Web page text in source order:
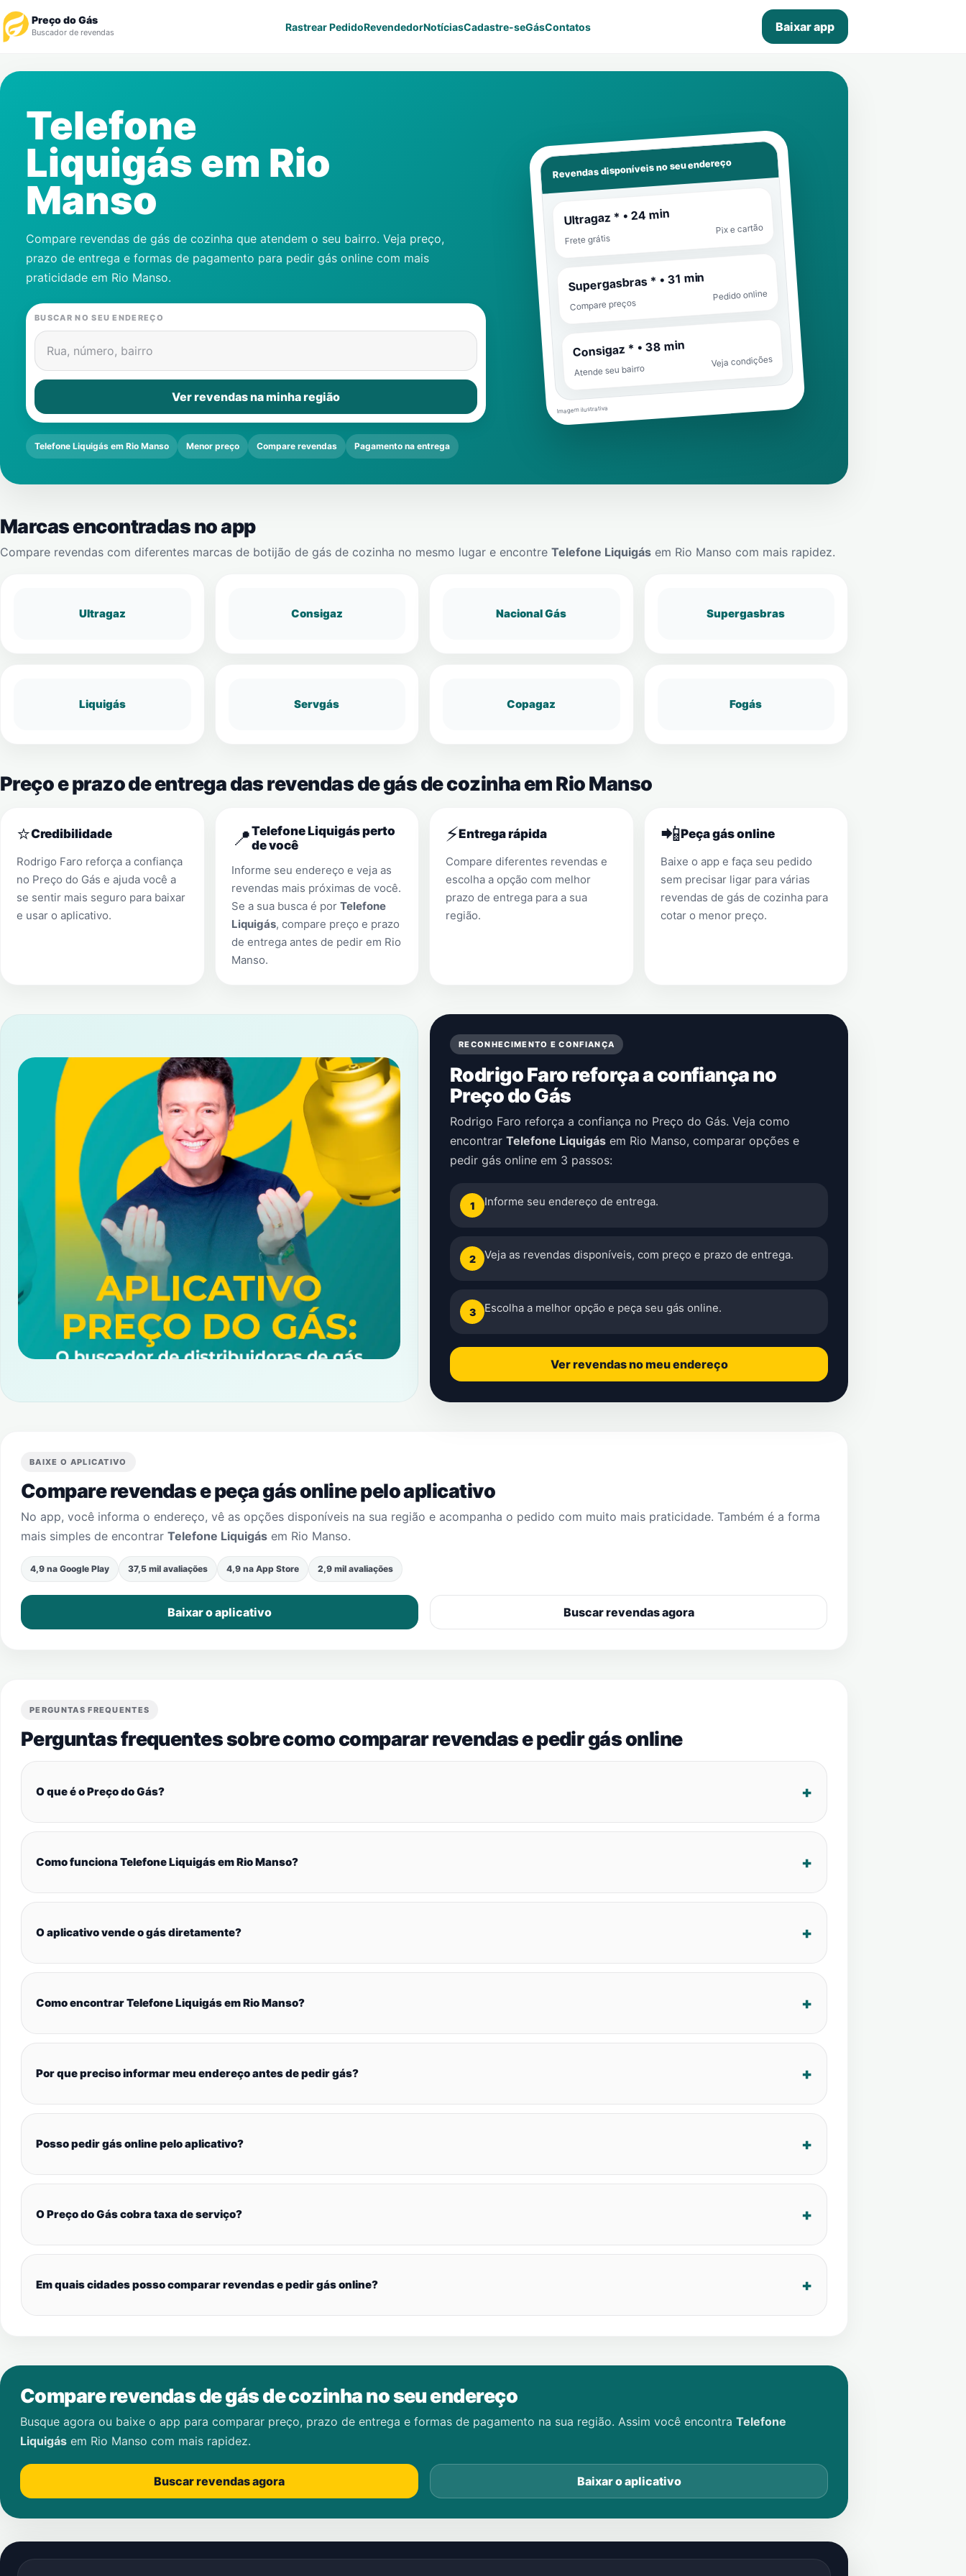
Preço do Gás
Buscador de revendas Rastrear PedidoRevendedorNotíciasCadastre-seGásContatos Baixar app
Revendedor
Notícias
Cadastre-se
Contatos
Telefone
Liquigás em Rio
Manso
Compare revendas de gás de cozinha que atendem o seu bairro. Veja preço,
prazo de entrega e formas de pagamento para pedir gás online com mais
praticidade em Rio Manso.
BUSCAR NO SEU ENDEREÇO
Rua, número, bairro
Ver revendas na minha região
Telefone Liquigás em Rio Manso Menor preço Compare revendas Pagamento na entrega
Revendas disponíveis no seu endereço
Ultragaz * • 24 min
Frete grátis
Pix e cartão
Supergasbras * • 31 min
Compare preços
Pedido online
Consigaz * • 38 min
Atende seu bairro
Veja condições
Imagem ilustrativa
Marcas encontradas no app
Compare revendas com diferentes marcas de botijão de gás de cozinha no mesmo lugar e encontre Telefone Liquigás em Rio Manso com mais rapidez.
Ultragaz Consigaz Nacional Gás Supergasbras
Liquigás Servgás Copagaz Fogás
Preço e prazo de entrega das revendas de gás de cozinha em Rio Manso
⭐Credibilidade
Rodrigo Faro reforça a confiança
no Preço do Gás e ajuda você a
se sentir mais seguro para baixar
e usar o aplicativo.
📍Telefone Liquigás perto
de você
Informe seu endereço e veja as
revendas mais próximas de você.
Se a sua busca é por Telefone
Liquigás, compare preço e prazo
de entrega antes de pedir em Rio
Manso.
⚡Entrega rápida
Compare diferentes revendas e
escolha a opção com melhor
prazo de entrega para a sua
região.
📲Peça gás online
Baixe o app e faça seu pedido
sem precisar ligar para várias
revendas de gás de cozinha para
cotar o menor preço.
RECONHECIMENTO E CONFIANÇA
Rodrigo Faro reforça a confiança no
Preço do Gás
Rodrigo Faro reforça a confiança no Preço do Gás. Veja como
encontrar Telefone Liquigás em Rio Manso, comparar opções e
pedir gás online em 3 passos:
1 Informe seu endereço de entrega.
2 Veja as revendas disponíveis, com preço e prazo de entrega.
3 Escolha a melhor opção e peça seu gás online.
Ver revendas no meu endereço
BAIXE O APLICATIVO
Compare revendas e peça gás online pelo aplicativo
No app, você informa o endereço, vê as opções disponíveis na sua região e acompanha o pedido com muito mais praticidade. Também é a forma
mais simples de encontrar Telefone Liquigás em Rio Manso.
4,9 na Google Play 37,5 mil avaliações 4,9 na App Store 2,9 mil avaliações
Baixar o aplicativo Buscar revendas agora
PERGUNTAS FREQUENTES
Perguntas frequentes sobre como comparar revendas e pedir gás online
O que é o Preço do Gás?
Como funciona Telefone Liquigás em Rio Manso?
O aplicativo vende o gás diretamente?
Como encontrar Telefone Liquigás em Rio Manso?
Por que preciso informar meu endereço antes de pedir gás?
Posso pedir gás online pelo aplicativo?
O Preço do Gás cobra taxa de serviço?
Em quais cidades posso comparar revendas e pedir gás online?
Compare revendas de gás de cozinha no seu endereço
Busque agora ou baixe o app para comparar preço, prazo de entrega e formas de pagamento na sua região. Assim você encontra Telefone
Liquigás em Rio Manso com mais rapidez.
Buscar revendas agora Baixar o aplicativo